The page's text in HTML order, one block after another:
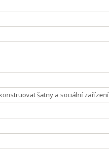
šatny a sociální zařízení